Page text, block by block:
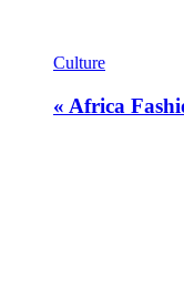
Culture
« Africa